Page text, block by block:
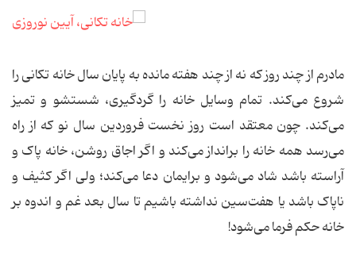
مادرم از چند روز که نه از چند هفته مانده به پایان سال خانه تکانی را
شروع می‌کند. تمام وسایل خانه را گردگیری، شستشو و تمیز
می‌کند. چون معتقد است روز نخست فروردین سال نو که از راه
می‌رسد همه خانه را برانداز می‌کند و اگر اجاق روشن، خانه پاک و
آراسته باشد شاد می‌شود و برایمان دعا می‌کند؛ ولی اگر کثیف و
ناپاک باشد یا هفت‌سین نداشته باشیم تا سال بعد غم و اندوه بر
خانه حکم فرما می‌شود!